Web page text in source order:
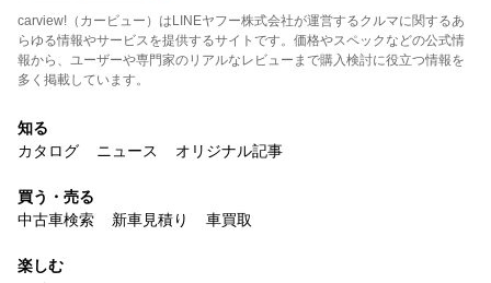
carview!（カービュー）はLINEヤフー株式会社が運営するクルマに関するあ
らゆる情報やサービスを提供するサイトです。価格やスペックなどの公式情
報から、ユーザーや専門家のリアルなレビューまで購入検討に役立つ情報を
多く掲載しています。
知る
カタログ
ニュース オリジナル記事
買う・売る
中古車検索
新車見積り 車買取
楽しむ